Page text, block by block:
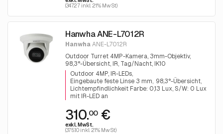
(347.27 inkl. 21% MwSt)
Hanwha ANE-L7012R
HanwhaANE-L7012R
Outdoor Turret 4MP-Kamera, 3mm-Objektiv,
98,3°-Übersicht, IR, Tag/Nacht, IK10
Outdoor 4MP, IR-LEDs
Eingebaute feste Linse 3 mm 98,3°-Übersicht
Lichtempfindlichkeit Farbe: 0,13 Lux, S/W: 0 Lux
mit IR-LED an
310.00€
exkl. MwSt.
(375.10 inkl. 21% MwSt)